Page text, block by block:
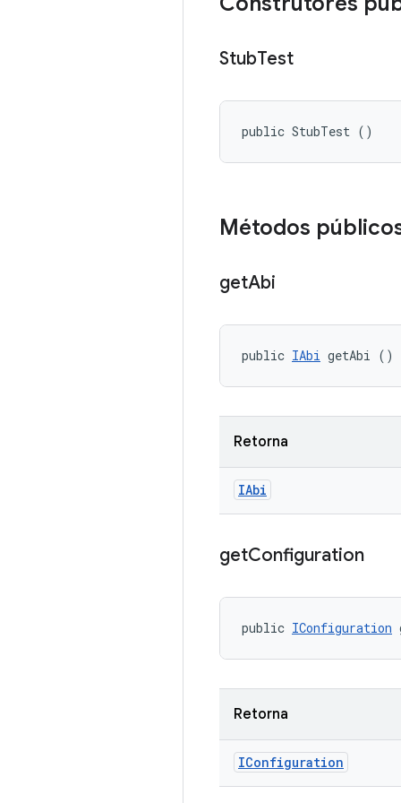
StubTest
public StubTest ()
Métodos
getAbi
public IAbi getAbi ()
Retorna
IAbi
getConfiguration
public IConfiguration
Retorna
IConfiguration